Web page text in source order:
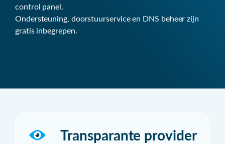
control panel.
Ondersteuning, doorstuurservice en DNS beheer zijn
gratis inbegrepen.
Transparante provider